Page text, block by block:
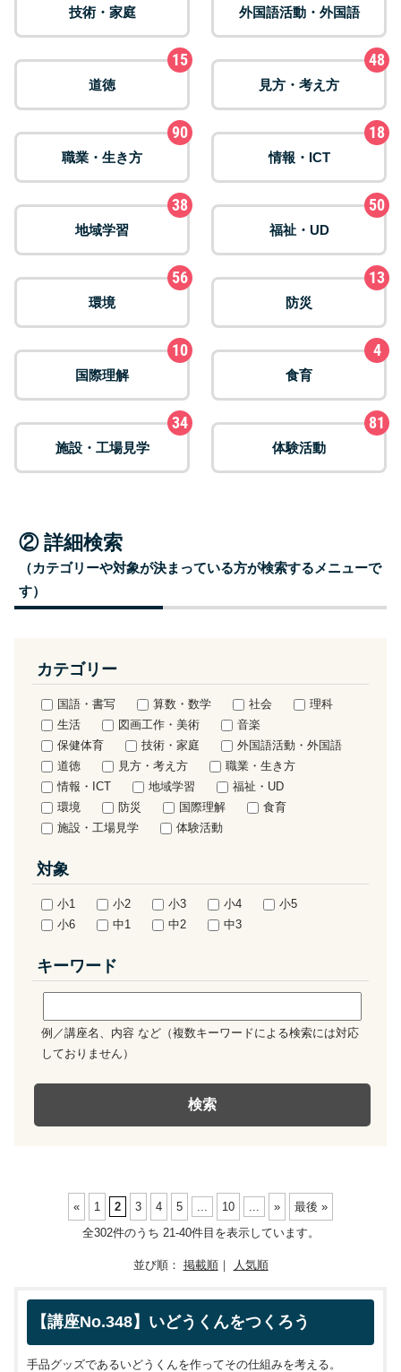
技術・家庭 外国語活動・外国語
道徳
15
見方・考え方
48
職業・生き方
90
情報・ICT
18
地域学習
38
福祉・UD
50
環境
56
防災
13
国際理解
10
食育
4
施設・工場見学
34
体験活動
81
② 詳細検索
（カテゴリーや対象が決まっている方が検索するメニューで
す）
カテゴリー
国語・書写 算数・数学 社会
理科
生活
図画工作・美術
音楽
保健体育
技術・家庭
外国語活動・外国語
道徳
見方・考え方
職業・生き方
情報・ICT
地域学習
福祉・UD
環境
防災 国際理解
食育
施設・工場見学
体験活動
対象
小1 小2 小3 小4
小5
小6
中1 中2 中3
キーワード
例／講座名、内容 など（複数キーワードによる検索には対応
しておりません）
検索
« 1 2 3 4 5 ... 10 ... »
最後 »
全302件のうち 21-40件目を表示しています。
並び順： 掲載順｜ 人気順
【講座No.348】いどうくんをつくろう
手品グッズであるいどうくんを作ってその仕組みを考える。